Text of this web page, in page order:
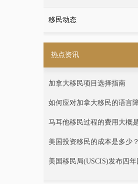
移民动态
热点资讯
加拿大移民项目选择指南
如何应对加拿大移民的语言
马耳他移民过程的费用大概
少？
美国投资移民的成本是多少？
美国移民局(USCIS)发布四年